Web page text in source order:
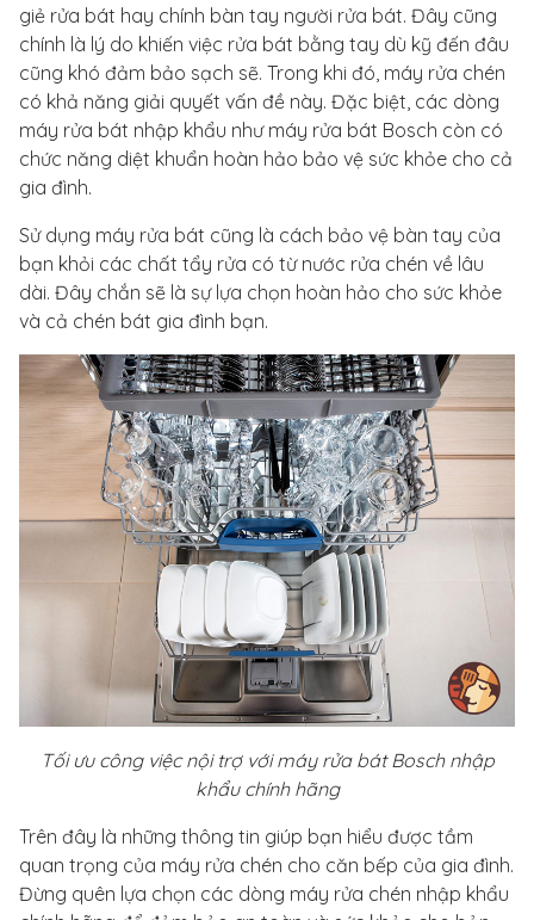
giẻ rửa bát hay chính bàn tay người rửa bát. Đây cũng
chính là lý do khiến việc rửa bát bằng tay dù kỹ đến đâu
cũng khó đảm bảo sạch sẽ. Trong khi đó, máy rửa chén
có khả năng giải quyết vấn đề này. Đặc biệt, các dòng
máy rửa bát nhập khẩu như máy rửa bát Bosch còn có
chức năng diệt khuẩn hoàn hảo bảo vệ sức khỏe cho cả
gia đình.
Sử dụng máy rửa bát cũng là cách bảo vệ bàn tay của
bạn khỏi các chất tẩy rửa có từ nước rửa chén về lâu
dài. Đây chắn sẽ là sự lựa chọn hoàn hảo cho sức khỏe
và cả chén bát gia đình bạn.
Tối ưu công việc nội trợ với máy rửa bát Bosch nhập
khẩu chính hãng
Trên đây là những thông tin giúp bạn hiểu được tầm
quan trọng của máy rửa chén cho căn bếp của gia đình.
Đừng quên lựa chọn các dòng máy rửa chén nhập khẩu